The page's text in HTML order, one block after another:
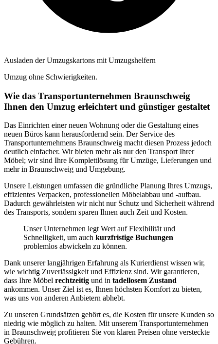
Ausladen der Umzugskartons mit Umzugshelfern
Umzug ohne Schwierigkeiten.
Wie das Transportunternehmen Braunschweig
Ihnen den Umzug erleichtert und günstiger gestaltet
Das Einrichten einer neuen Wohnung oder die Gestaltung eines
neuen Büros kann herausfordernd sein. Der Service des
Transportunternehmens Braunschweig macht diesen Prozess jedoch
deutlich einfacher. Wir bieten mehr als nur den Transport Ihrer
Möbel; wir sind Ihre Komplettlösung für Umzüge, Lieferungen und
mehr in Braunschweig und Umgebung.
Unsere Leistungen umfassen die gründliche Planung Ihres Umzugs,
effizientes Verpacken, professionellen Möbelabbau und -aufbau.
Dadurch gewährleisten wir nicht nur Schutz und Sicherheit während
des Transports, sondern sparen Ihnen auch Zeit und Kosten.
Unser Unternehmen legt Wert auf Flexibilität und
Schnelligkeit, um auch kurzfristige Buchungen
problemlos abwickeln zu können.
Dank unserer langjährigen Erfahrung als Kurierdienst wissen wir,
wie wichtig Zuverlässigkeit und Effizienz sind. Wir garantieren,
dass Ihre Möbel rechtzeitig und in tadellosem Zustand
ankommen. Unser Ziel ist es, Ihnen höchsten Komfort zu bieten,
was uns von anderen Anbietern abhebt.
Zu unseren Grundsätzen gehört es, die Kosten für unsere Kunden so
niedrig wie möglich zu halten. Mit unserem Transportunternehmen
in Braunschweig profitieren Sie von klaren Preisen ohne versteckte
Gebühren.